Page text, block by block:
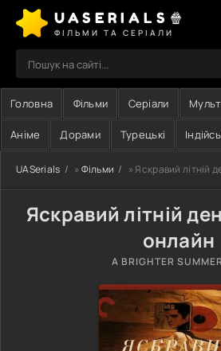
UASERIALS🍿
ФІЛЬМИ ТА СЕРІАЛИ
Головна Фільми Серіали
Аніме Дорами Турецькі
UASerials » Фільми » Яскравий літній
Яскравий літній
онлайн
A BRIGHTER